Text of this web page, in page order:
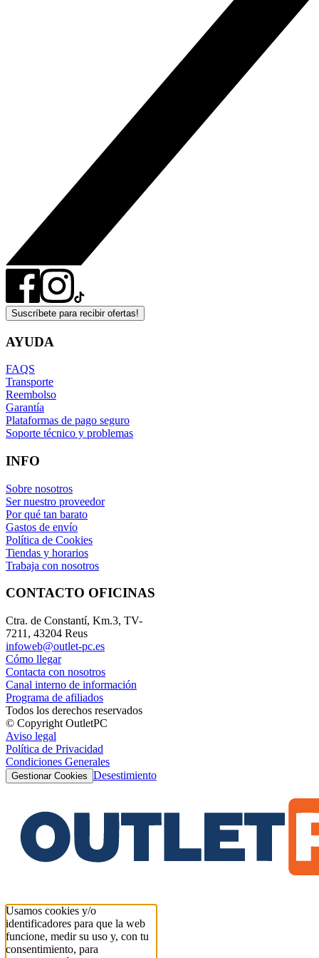
Suscríbete para recibir ofertas!
AYUDA
FAQS
Transporte
Reembolso
Garantía
Plataformas de pago seguro
Soporte técnico y problemas
INFO
Sobre nosotros
Ser nuestro proveedor
Por qué tan barato
Gastos de envío
Política de Cookies
Tiendas y horarios
Trabaja con nosotros
CONTACTO OFICINAS
Ctra. de Constantí, Km.3, TV-
7211, 43204 Reus
infoweb@outlet-pc.es
Cómo llegar
Contacta con nosotros
Canal interno de información
Programa de afiliados
Todos los derechos reservados
© Copyright OutletPC
Aviso legal
Política de Privacidad
Condiciones Generales
Gestionar Cookies Desestimiento
Usamos cookies y/o
identificadores para que la web
funcione, medir su uso y, con tu
consentimiento, para